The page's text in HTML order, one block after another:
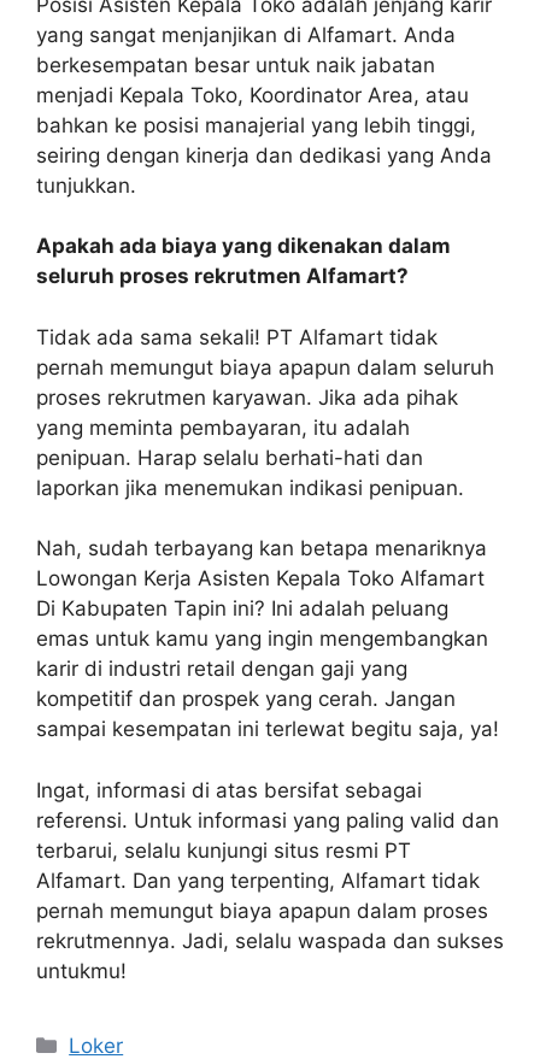
yang sangat menjanjikan di Alfamart. Anda
berkesempatan besar untuk naik jabatan
menjadi Kepala Toko, Koordinator Area, atau
bahkan ke posisi manajerial yang lebih tinggi,
seiring dengan kinerja dan dedikasi yang Anda
tunjukkan.
Apakah ada biaya yang dikenakan dalam
seluruh proses rekrutmen Alfamart?
Tidak ada sama sekali! PT Alfamart tidak
pernah memungut biaya apapun dalam seluruh
proses rekrutmen karyawan. Jika ada pihak
yang meminta pembayaran, itu adalah
penipuan. Harap selalu berhati-hati dan
laporkan jika menemukan indikasi penipuan.
Nah, sudah terbayang kan betapa menariknya
Lowongan Kerja Asisten Kepala Toko Alfamart
Di Kabupaten Tapin ini? Ini adalah peluang
emas untuk kamu yang ingin mengembangkan
karir di industri retail dengan gaji yang
kompetitif dan prospek yang cerah. Jangan
sampai kesempatan ini terlewat begitu saja, ya!
Ingat, informasi di atas bersifat sebagai
referensi. Untuk informasi yang paling valid dan
terbarui, selalu kunjungi situs resmi PT
Alfamart. Dan yang terpenting, Alfamart tidak
pernah memungut biaya apapun dalam proses
rekrutmennya. Jadi, selalu waspada dan sukses
untukmu!
Kategori
Loker